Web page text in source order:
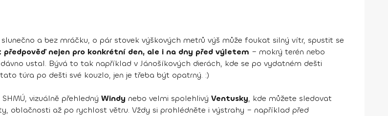
a bez mráčku, o pár stovek výškových metrů výš může foukat silný vítr, spustit se
předpověď nejen pro konkrétní den, ale i na dny před výletem – mokrý terén nebo
ustal. Bývá to tak například v Jánošíkových dierách, kde se po vydatném dešti
túra po dešti své kouzlo, jen je třeba být opatrný. :)
vizuálně přehledný Windy nebo velmi spolehlivý Ventusky, kde můžete sledovat
oblačnosti až po rychlost větru. Vždy si prohlédněte i výstrahy – například před